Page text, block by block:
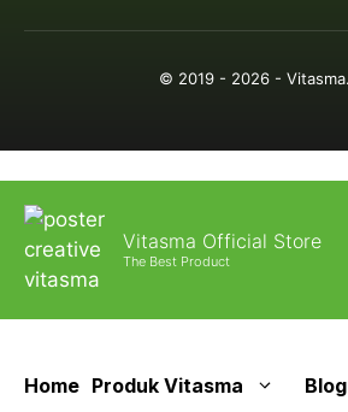
© 2019 - 2026 -
Vitasma Official Store
The Best Product
Home Produk Vitasma Blog